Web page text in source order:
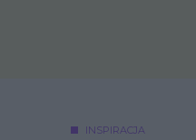
INSPIRACJA